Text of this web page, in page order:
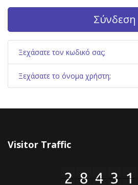
Σύνδεση
Ξεχάσατε τον κωδικό σας;
Ξεχάσατε το όνομα χρήστη;
Visitor Traffic